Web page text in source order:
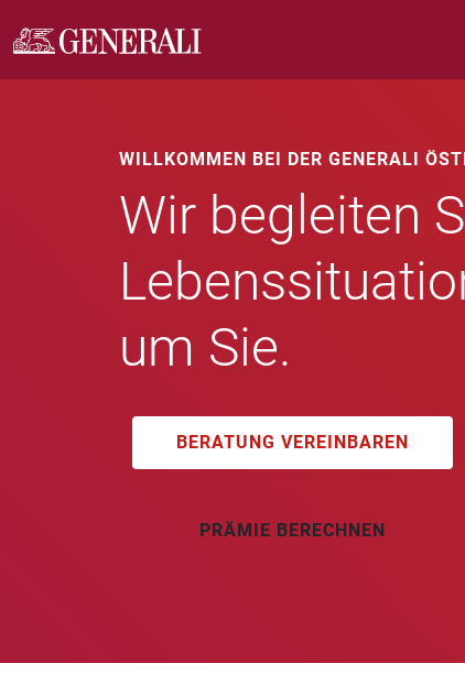
WILLKOMMEN BEI DER GENERALI
Wir begleiten
um Sie.
BERATUNG VEREINBAREN
PRÄMIE BERECHNEN